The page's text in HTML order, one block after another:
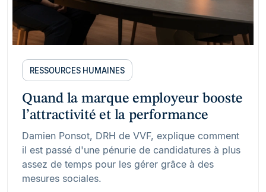
RESSOURCES HUMAINES
Quand la marque employeur booste
l’attractivité et la performance
Damien Ponsot, DRH de VVF, explique comment
il est passé d'une pénurie de candidatures à plus
assez de temps pour les gérer grâce à des
mesures sociales.